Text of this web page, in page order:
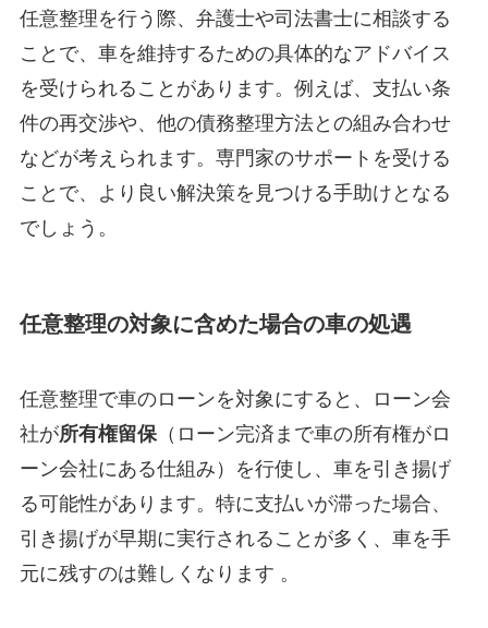
任意整理を行う際、弁護士や司法書士に相談する
ことで、車を維持するための具体的なアドバイス
を受けられることがあります。例えば、支払い条
件の再交渉や、他の債務整理方法との組み合わせ
などが考えられます。専門家のサポートを受ける
ことで、より良い解決策を見つける手助けとなる
でしょう。
任意整理の対象に含めた場合の車の処遇
任意整理で車のローンを対象にすると、ローン会
社が所有権留保（ローン完済まで車の所有権がロ
ーン会社にある仕組み）を行使し、車を引き揚げ
る可能性があります。特に支払いが滞った場合、
引き揚げが早期に実行されることが多く、車を手
元に残すのは難しくなります 。